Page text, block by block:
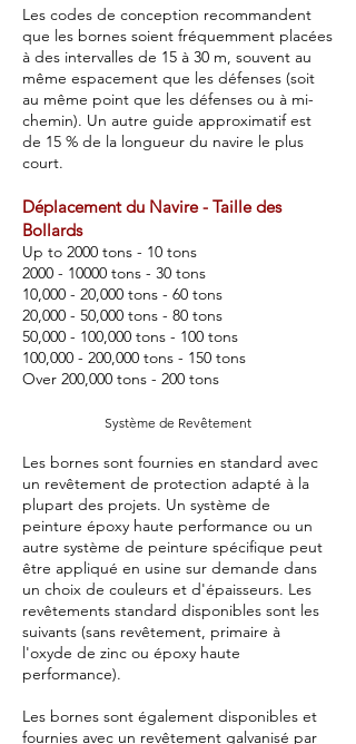
Les codes de conception recommandent
que les bornes soient fréquemment placées
à des intervalles de 15 à 30 m, souvent au
même espacement que les défenses (soit
au même point que les défenses ou à mi-
chemin). Un autre guide approximatif est
de 15 % de la longueur du navire le plus
court.
Déplacement du Navire - Taille des
Bollards
Up to 2000 tons - 10 tons
2000 - 10000 tons - 30 tons
10,000 - 20,000 tons - 60 tons
20,000 - 50,000 tons - 80 tons
50,000 - 100,000 tons - 100 tons
100,000 - 200,000 tons - 150 tons
Over 200,000 tons - 200 tons
Système de Revêtement
Les bornes sont fournies en standard avec
un revêtement de protection adapté à la
plupart des projets. Un système de
peinture époxy haute performance ou un
autre système de peinture spécifique peut
être appliqué en usine sur demande dans
un choix de couleurs et d'épaisseurs. Les
revêtements standard disponibles sont les
suivants (sans revêtement, primaire à
l'oxyde de zinc ou époxy haute
performance).
Les bornes sont également disponibles et
fournies avec un revêtement galvanisé par